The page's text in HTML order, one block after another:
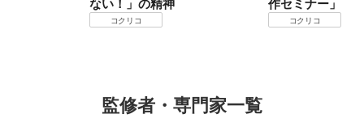
ない！」の精神
コクリコ
作セミナー」
コクリコ
監修者・専門家一覧